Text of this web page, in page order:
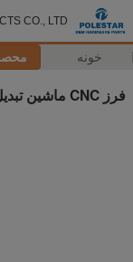
CO., LTD
خونه
فرز CNC ماشین تبدیل قطعات برای آبکاری پودر پوشش